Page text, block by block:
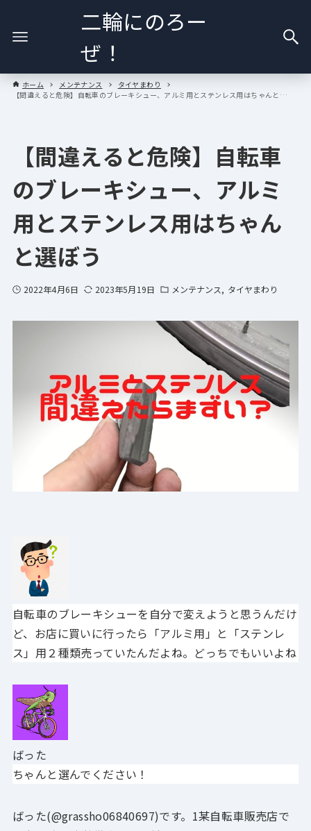
二輪にのろー
ぜ！
ホーム メンテナンス
タイヤまわり
【間違えると危険】自転車のブレーキシュー、アルミ用とステンレス用はちゃんと選ぼう
【間違えると危険】自転車
のブレーキシュー、アルミ
用とステンレス用はちゃん
と選ぼう
2022年4月6日 2023年5月19日 メンテナンス タイヤまわり
自転車のブレーキシューを自分で変えようと思うんだけ
ど、お店に買いに行ったら「アルミ用」と「ステンレ
ス」用２種類売っていたんだよね。どっちでもいいよね
ばった
ちゃんと選んでください！
ばった(@grassho06840697)です。1某自転車販売店で